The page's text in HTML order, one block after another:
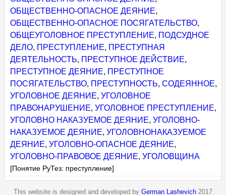
ОБЩЕСТВЕННО-ОПАСНОЕ ДЕЯНИЕ,
ОБЩЕСТВЕННО-ОПАСНОЕ ПОСЯГАТЕЛЬСТВО,
ОБЩЕУГОЛОВНОЕ ПРЕСТУПЛЕНИЕ, ПОДСУДНОЕ
ДЕЛО, ПРЕСТУПЛЕНИЕ, ПРЕСТУПНАЯ
ДЕЯТЕЛЬНОСТЬ, ПРЕСТУПНОЕ ДЕЙСТВИЕ,
ПРЕСТУПНОЕ ДЕЯНИЕ, ПРЕСТУПНОЕ
ПОСЯГАТЕЛЬСТВО, ПРЕСТУПНОСТЬ,СОДЕЯННОЕ,
УГОЛОВНОЕ ДЕЯНИЕ,УГОЛОВНОЕ
ПРАВОНАРУШЕНИЕ,УГОЛОВНОЕ ПРЕСТУПЛЕНИЕ,
УГОЛОВНО НАКАЗУЕМОЕ ДЕЯНИЕ,УГОЛОВНО-
НАКАЗУЕМОЕ ДЕЯНИЕ,УГОЛОВНОНАКАЗУЕМОЕ
ДЕЯНИЕ,УГОЛОВНО-ОПАСНОЕ ДЕЯНИЕ,
УГОЛОВНО-ПРАВОВОЕ ДЕЯНИЕ,УГОЛОВЩИНА
[Понятие РуТез: преступление]
This website is designed and developed by German Lashevich 2017